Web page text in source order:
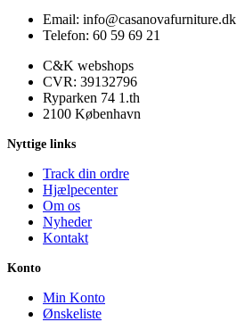
Email: info@casanovafurniture.dk
Telefon: 60 59 69 21
C&K webshops
CVR: 39132796
Ryparken 74 1.th
2100 København
Nyttige links
Track din ordre
Hjælpecenter
Om os
Nyheder
Kontakt
Konto
Min Konto
Ønskeliste